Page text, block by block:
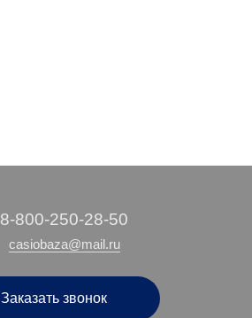
‭8-800-250-28-50
casiobaza@mail.ru
Заказать звонок